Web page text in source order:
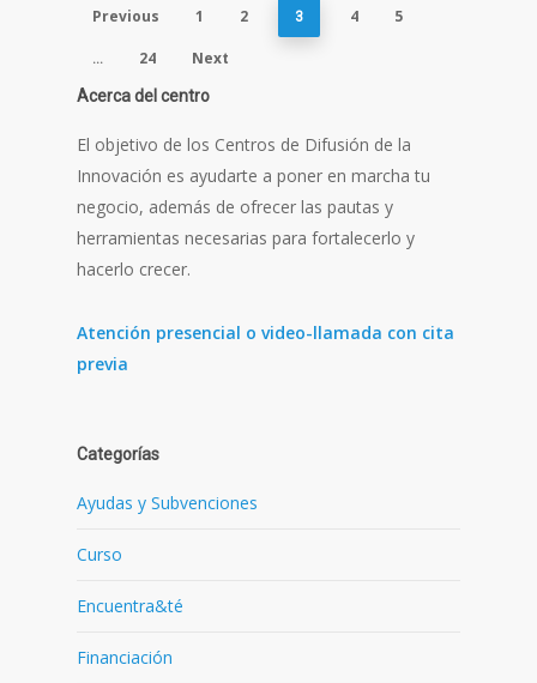
Previous 1 2 3 4 5
… 24 Next
Acerca del centro
El objetivo de los Centros de Difusión de la
Innovación es ayudarte a poner en marcha tu
negocio, además de ofrecer las pautas y
herramientas necesarias para fortalecerlo y
hacerlo crecer.
Atención presencial o video-llamada con cita
previa
Categorías
Ayudas y Subvenciones
Curso
Encuentra&té
Financiación